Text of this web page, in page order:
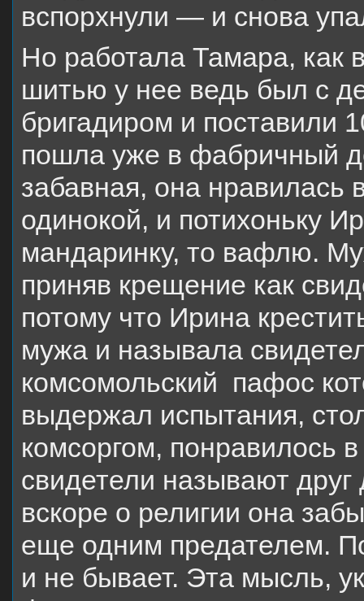
вспорхнули — и снова
Но работала Тамара, как
шитью у нее ведь был с
бригадиром и поставили
пошла уже в фабричный
забавная, она нравилась
одинокой, и потихоньку
мандаринку, то вафлю.
приняв крещение как
потому что Ирина
мужа и называла
комсомольский пафос
выдержал испытания,
комсоргом, понравилось
свидетели называют
вскоре о религии она
еще одним предателем.
и не бывает. Эта мысль,